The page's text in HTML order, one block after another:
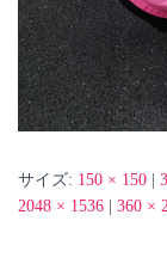
サイズ: 150 × 150 |
2048 × 1536 | 360 ×